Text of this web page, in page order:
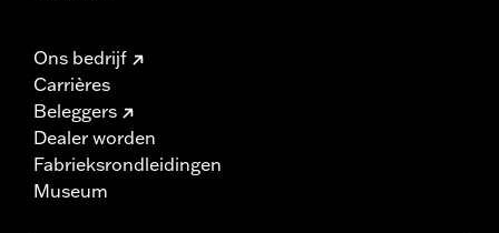
Ons bedrijf
Carrières
Beleggers
Dealer worden
Fabrieksrondleidingen
Museum